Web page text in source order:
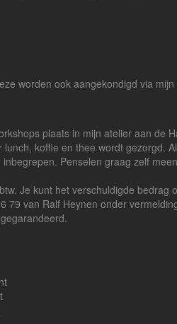
worden ook aangekondigd via mijn
plaats in mijn atelier aan de
koffie en thee wordt gezorgd.
Penselen graag zelf
Je kunt het verschuldigde bedrag
79 van Ralf Heynen onder